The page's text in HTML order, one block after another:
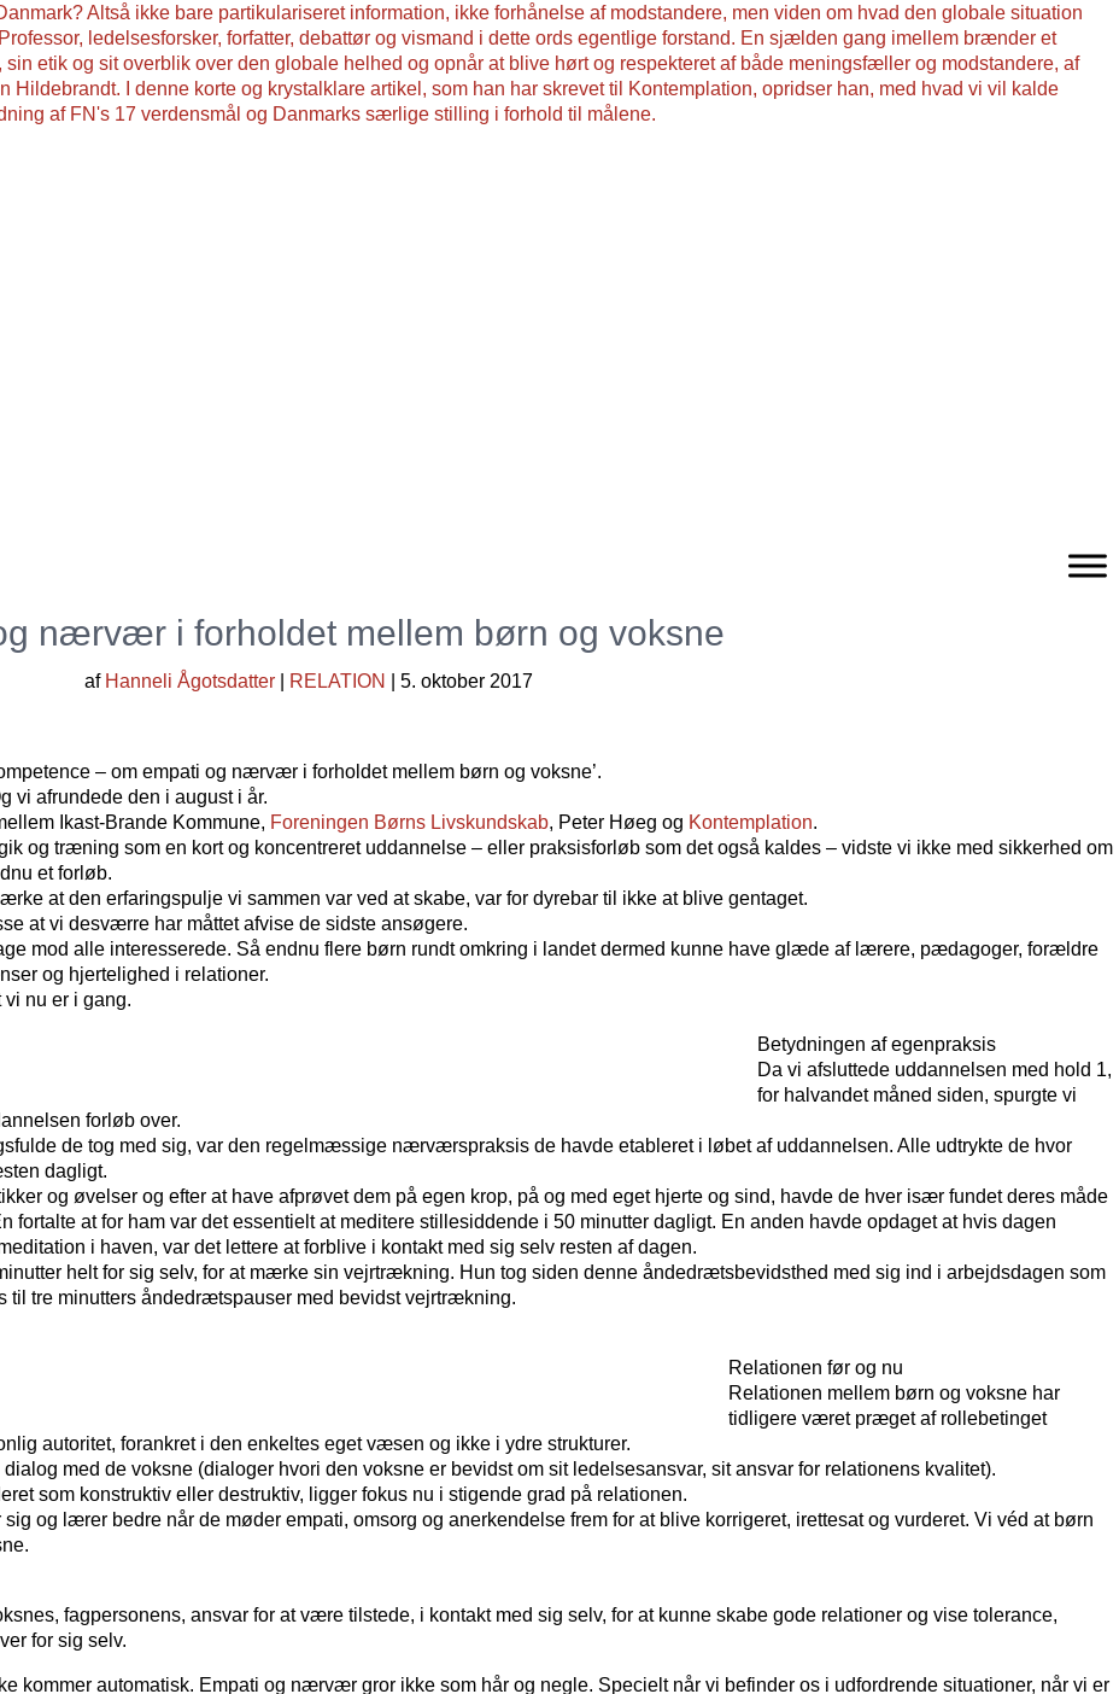
nærvær i forholdet mellem børn og voksne
af Hanneli Ågotsdatter RELATION | 5. oktober 2017
– om empati og nærvær i forholdet mellem børn og voksne’.
vi afrundede den i august i år.
Ikast-Brande Kommune, Foreningen Børns Livskundskab, Peter Høeg og Kontemplation.
og træning som en kort og koncentreret uddannelse – eller praksisforløb som det også kaldes – vidste vi ikke med sikkerhed om
et forløb.
at den erfaringspulje vi sammen var ved at skabe, var for dyrebar til ikke at blive gentaget.
at vi desværre har måttet afvise de sidste ansøgere.
mod alle interesserede. Så endnu flere børn rundt omkring i landet dermed kunne have glæde af lærere, pædagoger, forældre
og hjertelighed i relationer.
vi nu er i gang.
Betydningen af egenpraksis
Da vi afsluttede uddannelsen med hold 1,
for halvandet måned siden, spurgte vi
forløb over.
de tog med sig, var den regelmæssige nærværspraksis de havde etableret i løbet af uddannelsen. Alle udtrykte de hvor
dagligt.
og øvelser og efter at have afprøvet dem på egen krop, på og med eget hjerte og sind, havde de hver især fundet deres måde
at for ham var det essentielt at meditere stillesiddende i 50 minutter dagligt. En anden havde opdaget at hvis dagen
i haven, var det lettere at forblive i kontakt med sig selv resten af dagen.
helt for sig selv, for at mærke sin vejrtrækning. Hun tog siden denne åndedrætsbevidsthed med sig ind i arbejdsdagen som
tre minutters åndedrætspauser med bevidst vejrtrækning.
Relationen før og nu
Relationen mellem børn og voksne har
tidligere været præget af rollebetinget
autoritet, forankret i den enkeltes eget væsen og ikke i ydre strukturer.
med de voksne (dialoger hvori den voksne er bevidst om sit ledelsesansvar, sit ansvar for relationens kvalitet).
som konstruktiv eller destruktiv, ligger fokus nu i stigende grad på relationen.
og lærer bedre når de møder empati, omsorg og anerkendelse frem for at blive korrigeret, irettesat og vurderet. Vi véd at børn
fagpersonens, ansvar for at være tilstede, i kontakt med sig selv, for at kunne skabe gode relationer og vise tolerance,
for sig selv.
kommer automatisk. Empati og nærvær gror ikke som hår og negle. Specielt når vi befinder os i udfordrende situationer, når vi er